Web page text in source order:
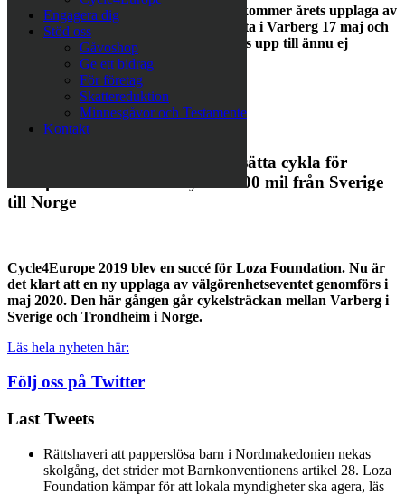
Engagera dig
Stöd oss
Gåvoshop
Ge ett bidrag
För företag
Skattereduktion
Minnesgåvor och Testamente
Kontakt
På grund av rådande omständigheter kommer årets upplaga av
Cycle4Europe, som planerades att starta i Varberg 17 maj och
avslutas i Trondheim 22 maj, att skjutas upp till ännu ej
fastställt datum.
Läs hela nyheten här:
29 JANUARI 2020
Nu ska Cycle4Europe 2020 fortsätta cykla för
Europas mest utsatta – cyklar 100 mil från Sverige
till Norge
Cycle4Europe 2019 blev en succé för Loza Foundation. Nu är
det klart att en ny upplaga av välgörenhetseventet genomförs i
maj 2020. Den här gången går cykelsträckan mellan Varberg i
Sverige och Trondheim i Norge.
Läs hela nyheten här:
Följ oss på Twitter
Last Tweets
Rättshaveri att papperslösa barn i Nordmakedonien nekas
skolgång, det strider mot Barnkonventionens artikel 28. Loza
Foundation kämpar för att lokala myndigheter ska agera, läs